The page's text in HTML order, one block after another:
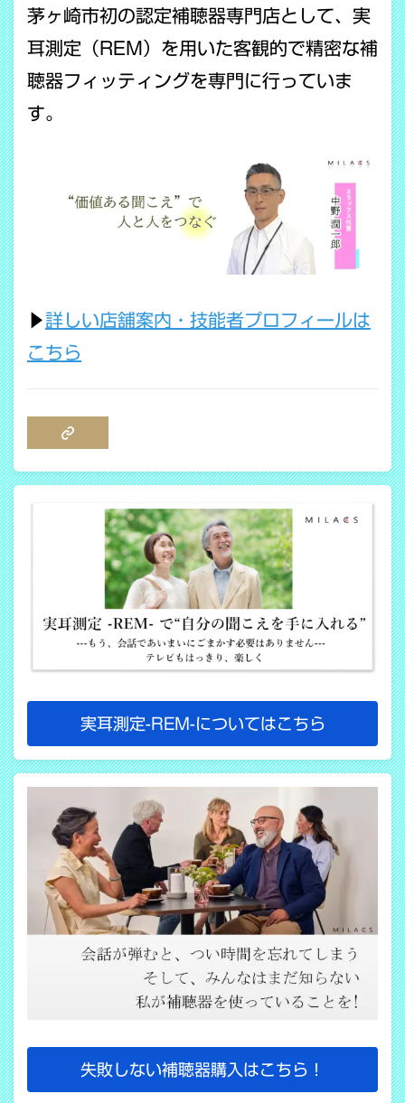
茅ヶ崎市初の認定補聴器専門店として、実
耳測定（REM）を用いた客観的で精密な補
聴器フィッティングを専門に行っていま
す。
▶詳しい店舗案内・技能者プロフィールは
こちら
実耳測定-REM-についてはこちら
失敗しない補聴器購入はこちら！